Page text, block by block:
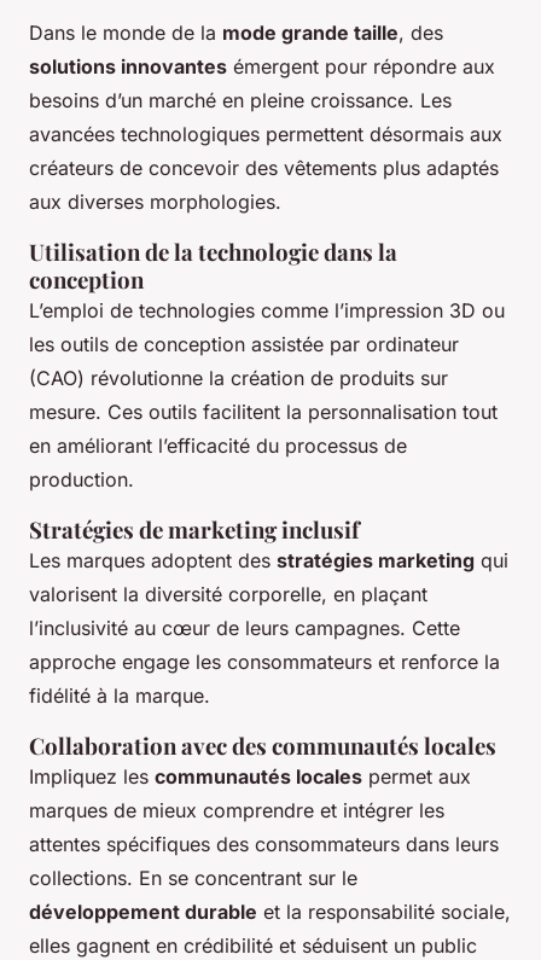
Dans le monde de la mode grande taille, des
solutions innovantes émergent pour répondre aux
besoins d’un marché en pleine croissance. Les
avancées technologiques permettent désormais aux
créateurs de concevoir des vêtements plus adaptés
aux diverses morphologies.
Utilisation de la technologie dans la
conception
L’emploi de technologies comme l’impression 3D ou
les outils de conception assistée par ordinateur
(CAO) révolutionne la création de produits sur
mesure. Ces outils facilitent la personnalisation tout
en améliorant l’efficacité du processus de
production.
Stratégies de marketing inclusif
Les marques adoptent des stratégies marketing qui
valorisent la diversité corporelle, en plaçant
l’inclusivité au cœur de leurs campagnes. Cette
approche engage les consommateurs et renforce la
fidélité à la marque.
Collaboration avec des communautés locales
Impliquez les communautés locales permet aux
marques de mieux comprendre et intégrer les
attentes spécifiques des consommateurs dans leurs
collections. En se concentrant sur le
développement durable et la responsabilité sociale,
elles gagnent en crédibilité et séduisent un public